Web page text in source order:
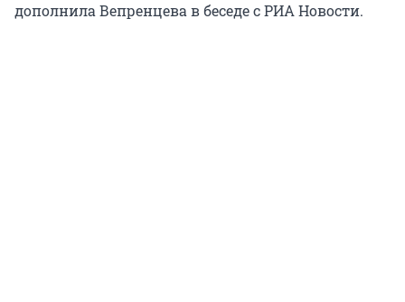
дополнила Вепренцева в беседе с РИА Новости.